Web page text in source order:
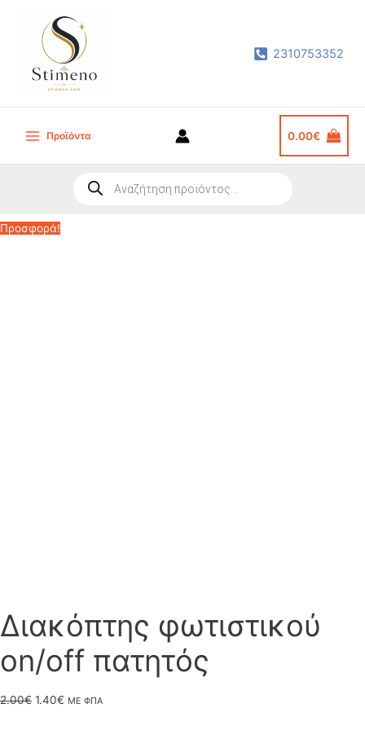
περιεχόμενο
2310753352
Main
Προϊόντα 0.00€
search
Προσφορά!
Διακόπτης φωτιστικού
on/off πατητός
2.00€ Original
1.40€ ΗΜΕ ΦΠΑ